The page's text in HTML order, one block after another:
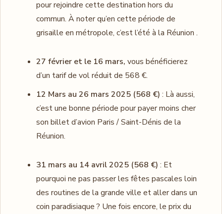
pour rejoindre cette destination hors du
commun. À noter qu’en cette période de
grisaille en métropole, c’est l’été à la Réunion .
27 février et le 16 mars, vous bénéficierez
d’un tarif de vol réduit de 568 €.
12 Mars au 26 mars 2025 (568 €) : Là aussi,
c’est une bonne période pour payer moins cher
son billet d’avion Paris / Saint-Dénis de la
Réunion.
31 mars au 14 avril 2025 (568 €) : Et
pourquoi ne pas passer les fêtes pascales loin
des routines de la grande ville et aller dans un
coin paradisiaque ? Une fois encore, le prix du